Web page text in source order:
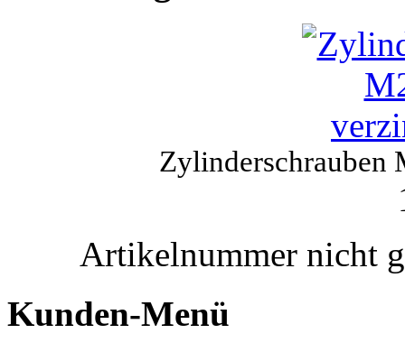
Zylinderschrauben
Artikelnummer nicht
Kunden-Menü